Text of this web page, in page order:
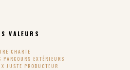
VALEURS
CHARTE
PARCOURS EXTÉRIEURS
JUSTE PRODUCTEUR